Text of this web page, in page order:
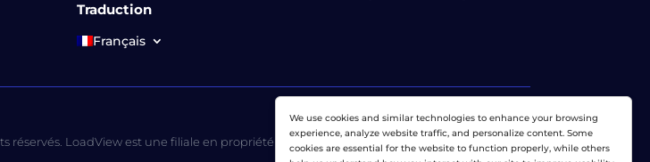
Traduction
Français
LoadView est une filiale en propriété exclusive de Dotcom-Monitor, Inc .
We use cookies and similar technologies to enhance your browsing
experience, analyze website traffic, and personalize content. Some
cookies are essential for the website to function properly, while others